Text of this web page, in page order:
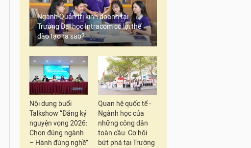
Ngành Quản trị kinh doanh tại
Trường Đại học Intracom có lợi thế
đào tạo ra sao?
Nội dung buổi
Talkshow “Đăng ký
nguyện vọng 2026:
Chọn đúng ngành
– Hành đúng nghề”
Quan hệ quốc tế -
Ngành học của
những công dân
toàn cầu: Cơ hội
bứt phá tại Trường